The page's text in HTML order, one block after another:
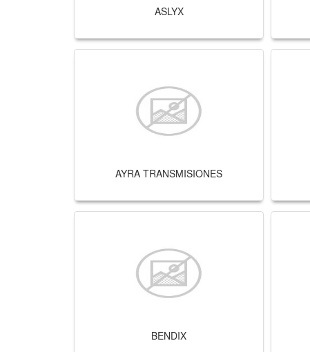
ASLYX
AYRA TRANSMISIONES
BENDIX